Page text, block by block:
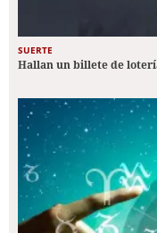
SUERTE
Hallan un billete de